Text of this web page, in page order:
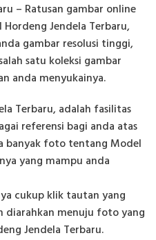
– Ratusan gambar online
Jendela Terbaru,
gambar resolusi tinggi,
satu koleksi gambar
anda menyukainya.
Terbaru, adalah fasilitas
referensi bagi anda atas
banyak foto tentang Model
yang mampu anda
cukup klik tautan yang
diarahkan menuju foto yang
Jendela Terbaru.